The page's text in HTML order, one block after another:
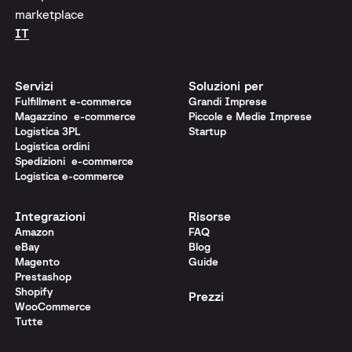
marketplace
IT
Servizi
Fulfillment e-commerce
Magazzino e-commerce
Logistica 3PL
Logistica ordini
Spedizioni e-commerce
Logistica e-commerce
Soluzioni per
Grandi Imprese
Piccole e Medie Imprese
Startup
Integrazioni
Amazon
eBay
Magento
Prestashop
Shopify
WooCommerce
Tutte
Risorse
FAQ
Blog
Guide
Prezzi